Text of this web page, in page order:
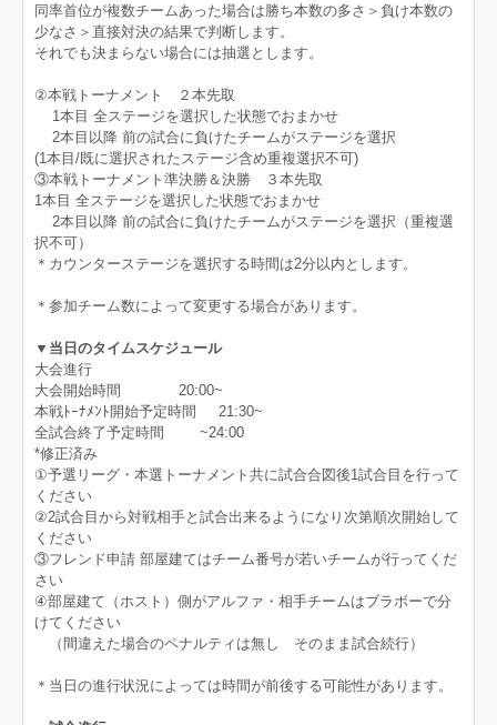
同率首位が複数チームあった場合は勝ち本数の多さ＞負け本数の
少なさ＞直接対決の結果で判断します。
それでも決まらない場合には抽選とします。
②本戦トーナメント ２本先取
1本目 全ステージを選択した状態でおまかせ
2本目以降 前の試合に負けたチームがステージを選択
(1本目/既に選択されたステージ含め重複選択不可)
③本戦トーナメント準決勝＆決勝 ３本先取
1本目 全ステージを選択した状態でおまかせ
2本目以降 前の試合に負けたチームがステージを選択（重複選
択不可）
＊カウンターステージを選択する時間は2分以内とします。
＊参加チーム数によって変更する場合があります。
▼当日のタイムスケジュール
大会進行
大会開始時間 20:00~
本戦ﾄｰﾅﾒﾝﾄ開始予定時間 21:30~
全試合終了予定時間 ~24:00
*修正済み
①予選リーグ・本選トーナメント共に試合合図後1試合目を行って
ください
②2試合目から対戦相手と試合出来るようになり次第順次開始して
ください
③フレンド申請 部屋建てはチーム番号が若いチームが行ってくだ
さい
④部屋建て（ホスト）側がアルファ・相手チームはブラボーで分
けてください
（間違えた場合のペナルティは無し そのまま試合続行）
＊当日の進行状況によっては時間が前後する可能性があります。